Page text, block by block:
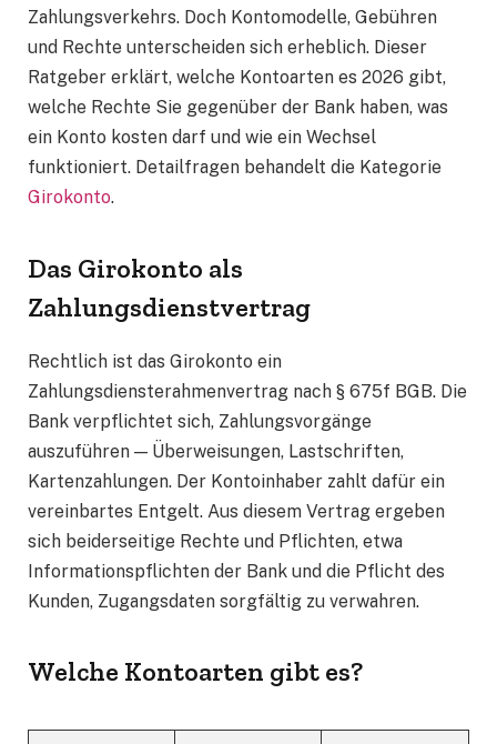
Zahlungsverkehrs. Doch Kontomodelle, Gebühren
und Rechte unterscheiden sich erheblich. Dieser
Ratgeber erklärt, welche Kontoarten es 2026 gibt,
welche Rechte Sie gegenüber der Bank haben, was
ein Konto kosten darf und wie ein Wechsel
funktioniert. Detailfragen behandelt die Kategorie
Girokonto.
Das Girokonto als
Zahlungsdienstvertrag
Rechtlich ist das Girokonto ein
Zahlungsdiensterahmenvertrag nach § 675f BGB. Die
Bank verpflichtet sich, Zahlungsvorgänge
auszuführen — Überweisungen, Lastschriften,
Kartenzahlungen. Der Kontoinhaber zahlt dafür ein
vereinbartes Entgelt. Aus diesem Vertrag ergeben
sich beiderseitige Rechte und Pflichten, etwa
Informationspflichten der Bank und die Pflicht des
Kunden, Zugangsdaten sorgfältig zu verwahren.
Welche Kontoarten gibt es?